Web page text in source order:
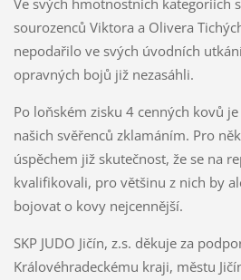
Ve svých hmotnostních kategoriích
sourozenců Viktora a Olivera
nepodařilo ve svých úvodních
opravných bojů již nezasáhli.
Po loňském zisku 4 cenných kovů
našich svěřenců zklamáním. Pro
úspěchem již skutečnost, že se na
kvalifikovali, pro většinu z nich by
bojovat o kovy nejcennější.
SKP JUDO Jičín, z.s. děkuje za
Královéhradeckému kraji, městu